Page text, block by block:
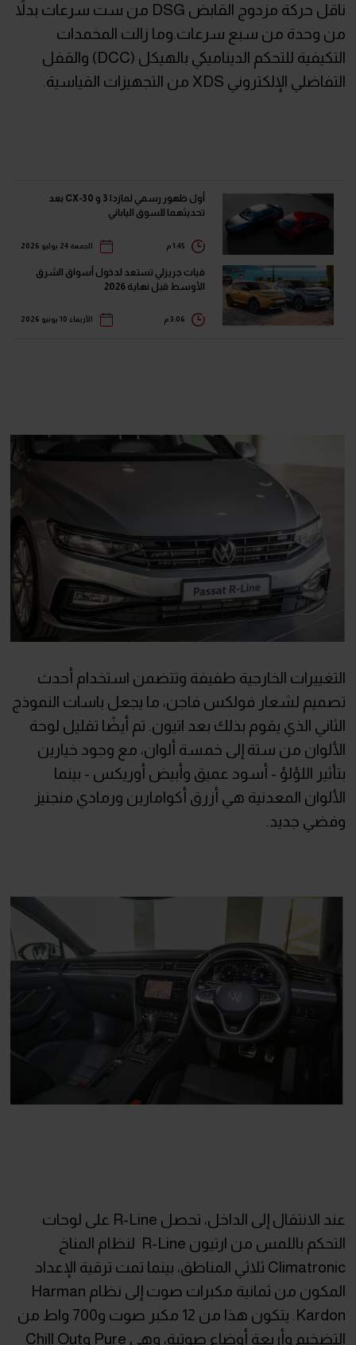
ناقل حركة مزدوج القابض DSG من ست سرعات بدلاً
من وحدة من سبع سرعات.وما زالت المخمدات
التكيفية للتحكم الديناميكي بالهيكل (DCC) والقفل
التفاضلي الإلكتروني XDS من التجهيزات القياسية.
أول ظهور رسمي لمازدا 3 و CX-30 بعد
تحديثهما للسوق الياباني
الجمعة 24 يوليو 2026
فيات جريزلي تستعد لدخول أسواق الشرق
الأوسط قبل نهاية 2026
الأربعاء 10 يونيو 2026
التغييرات الخارجية طفيفة وتتضمن استخدام أحدث
تصميم لشعار فولكس فاجن، ما يجعل باسات النموذج
الثاني الذي يقوم بذلك بعد اتيون. تم أيضًا تقليل لوحة
الألوان من ستة إلى خمسة ألوان، مع وجود خيارين
بتأثير اللؤلؤ - أسود عميق وأبيض أوريكس - بينما
الألوان المعدنية هي أزرق أكوامارين ورمادي منجنيز
وفضي جديد.
عند الانتقال إلى الداخل، تحصل R-Line على لوحات
التحكم باللمس من ارتيون R-Line لنظام المناخ
Climatronic ثلاثي المناطق، بينما تمت ترقية الإعداد
المكون من ثمانية مكبرات صوت إلى نظام Harman
Kardon. يتكون هذا من 12 مكبر صوت و700 واط من
التضخيم وأربعة أوضاع صوتية، وهي Pure وChill Out